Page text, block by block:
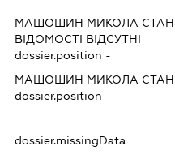
МАШОШИН МИКОЛА
ВІДОМОСТІ ВІДСУТНІ
dossier.position -
МАШОШИН МИКОЛА
dossier.position -
dossier.missingData